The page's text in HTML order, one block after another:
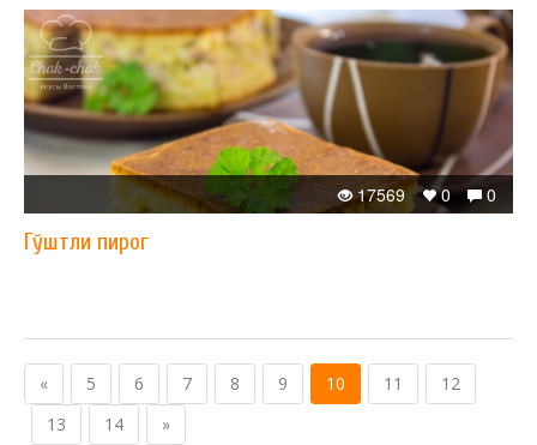
0
0
17569
Гўштли пирог
« 5 6 7 8 9 10 11
12
13
14 »